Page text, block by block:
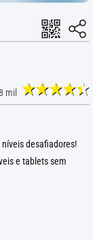
mil
desafiadores!
e tablets sem